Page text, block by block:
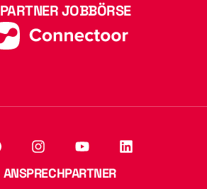
PARTNER JOBBÖRSE
ANSPRECHPARTNER